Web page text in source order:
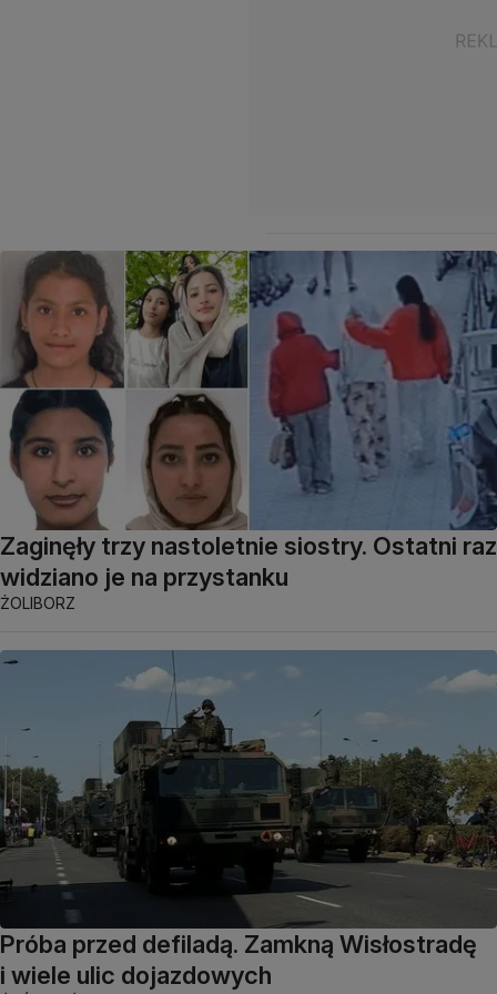
Zaginęły trzy nastoletnie siostry. Ostatni raz
widziano je na przystanku
ŻOLIBORZ
Próba przed defiladą. Zamkną Wisłostradę
i wiele ulic dojazdowych